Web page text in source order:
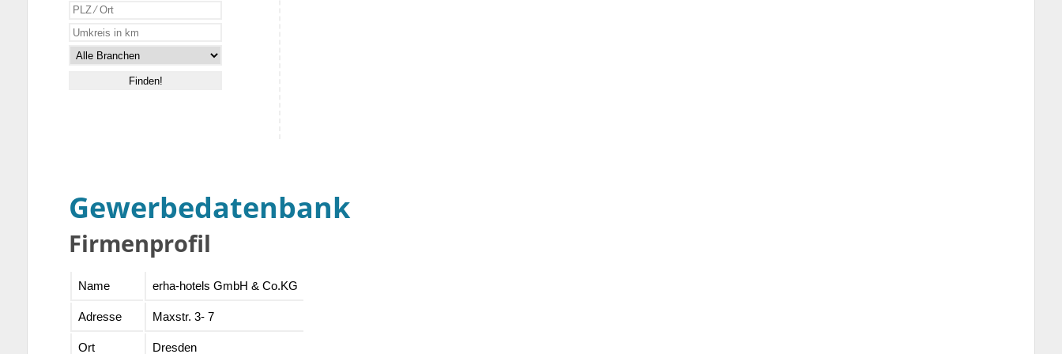
Gewerbedatenbank
Firmenprofil
Name erha-hotels GmbH & Co.KG
Adresse Maxstr. 3- 7
Ort Dresden